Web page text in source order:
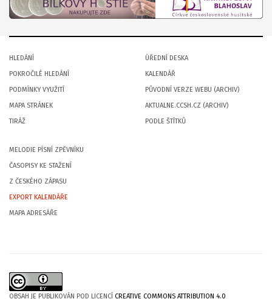
HLEDÁNÍ
POKROČILÉ HLEDÁNÍ
PODMÍNKY VYUŽITÍ
MAPA STRÁNEK
TIRÁŽ
ÚŘEDNÍ DESKA
KALENDÁŘ
PŮVODNÍ VERZE WEBU (ARCHIV)
AKTUALNE.CCSH.CZ (ARCHIV)
PODLE ŠTÍTKŮ
MELODIE PÍSNÍ ZPĚVNÍKU
ČASOPISY KE STAŽENÍ
Z ČESKÉHO ZÁPASU
EXPORT KALENDÁŘE
MAPA ADRESÁŘE
OBSAH JE PUBLIKOVÁN POD LICENCÍ CREATIVE COMMONS ATTRIBUTION 4.0